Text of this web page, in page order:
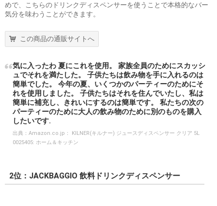
めで、こちらのドリンクディスペンサーを使うことで本格的なバー
気分を味わうことができます。
この商品の通販サイトへ
気に入ったわ 夏にこれを使用。 家族全員のためにスカッシ
ュでそれを満たした。 子供たちは飲み物を手に入れるのは
簡単でした。 今年の夏、いくつかのパーティーのためにそ
れを使用しました。 子供たちはそれを住んでいたし、私は
簡単に補充し、きれいにするのは簡単です。 私たちの次の
パーティーのために大人の飲み物のために別のものを購入
したいです.
出典： Amazon.co.jp： KILNER(キルナー) ジュースディスペンサー クリア 5L
0025405: ホーム＆キッチン
2位：JACKBAGGIO 飲料ドリンクディスペンサー